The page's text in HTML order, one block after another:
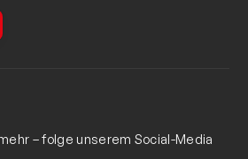
– folge unserem Social-Media